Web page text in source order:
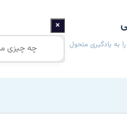
به یادگیری متحول
×